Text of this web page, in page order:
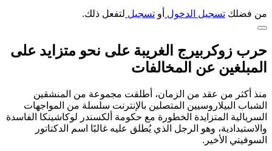
من فضلك تسجيل الدخول أو تسجيل لتفعل ذلك.
حرب زوكربيرج الغريبة على نحو متزايد على
المبلغين عن المخالفات
منذ أكثر من عقد من الزمان، أطلقت مجموعة من المنشقين
الشباب البيلاروسيين المتصلين بالإنترنت سلسلة من المواجهات
السريالية المتزايدة الخطورة مع حكومة ألكسندر لوكاشينكا الفاسدة
والاستبدادية، وهو الرجل الذي يُطلق عليه غالبًا اسم الدكتاتور
السوفيتي الأخير.